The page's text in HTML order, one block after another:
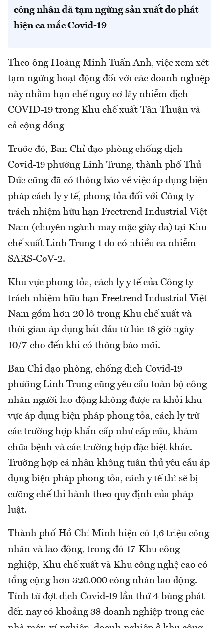
công nhân đã tạm ngừng sản xuất do phát
hiện ca mắc Covid-19
Theo ông Hoàng Minh Tuấn Anh, việc xem xét
tạm ngừng hoạt động đối với các doanh nghiệp
này nhằm hạn chế nguy cơ lây nhiễm dịch
COVID-19 trong Khu chế xuất Tân Thuận và
cả cộng đồng
Trước đó, Ban Chỉ đạo phòng chống dịch
Covid-19 phường Linh Trung, thành phố Thủ
Đức cũng đã có thông báo về việc áp dụng biện
pháp cách ly y tế, phong tỏa đối với Công ty
trách nhiệm hữu hạn Freetrend Industrial Việt
Nam (chuyên ngành may mặc giày da) tại Khu
chế xuất Linh Trung 1 do có nhiều ca nhiễm
SARS-CoV-2.
Khu vực phong tỏa, cách ly y tế của Công ty
trách nhiệm hữu hạn Freetrend Industrial Việt
Nam gồm hơn 20 lô trong Khu chế xuất và
thời gian áp dụng bắt đầu từ lúc 18 giờ ngày
10/7 cho đến khi có thông báo mới.
Ban Chỉ đạo phòng, chống dịch Covid-19
phường Linh Trung cũng yêu cầu toàn bộ công
nhân người lao động không được ra khỏi khu
vực áp dụng biện pháp phong tỏa, cách ly trừ
các trường hợp khẩn cấp như cấp cứu, khám
chữa bệnh và các trường hợp đặc biệt khác.
Trường hợp cá nhân không tuân thủ yêu cầu áp
dụng biện pháp phong tỏa, cách y tế thì sẽ bị
cưỡng chế thi hành theo quy định của pháp
luật.
Thành phố Hồ Chí Minh hiện có 1,6 triệu công
nhân và lao động, trong đó 17 Khu công
nghiệp, Khu chế xuất và Khu công nghệ cao có
tổng cộng hơn 320.000 công nhân lao động.
Tính từ đợt dịch Covid-19 lần thứ 4 bùng phát
đến nay có khoảng 38 doanh nghiệp trong các